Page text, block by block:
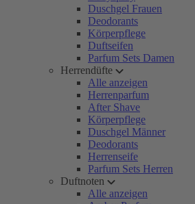
Duschgel Frauen
Deodorants
Körperpflege
Duftseifen
Parfum Sets Damen
Herrendüfte
Alle anzeigen
Herrenparfum
After Shave
Körperpflege
Duschgel Männer
Deodorants
Herrenseife
Parfum Sets Herren
Duftnoten
Alle anzeigen